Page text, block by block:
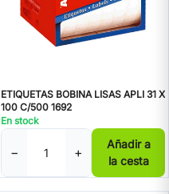
ETIQUETAS BOBINA LISAS APLI 31 X
100 C/500 1692
En stock
− +
Añadir a
la cesta